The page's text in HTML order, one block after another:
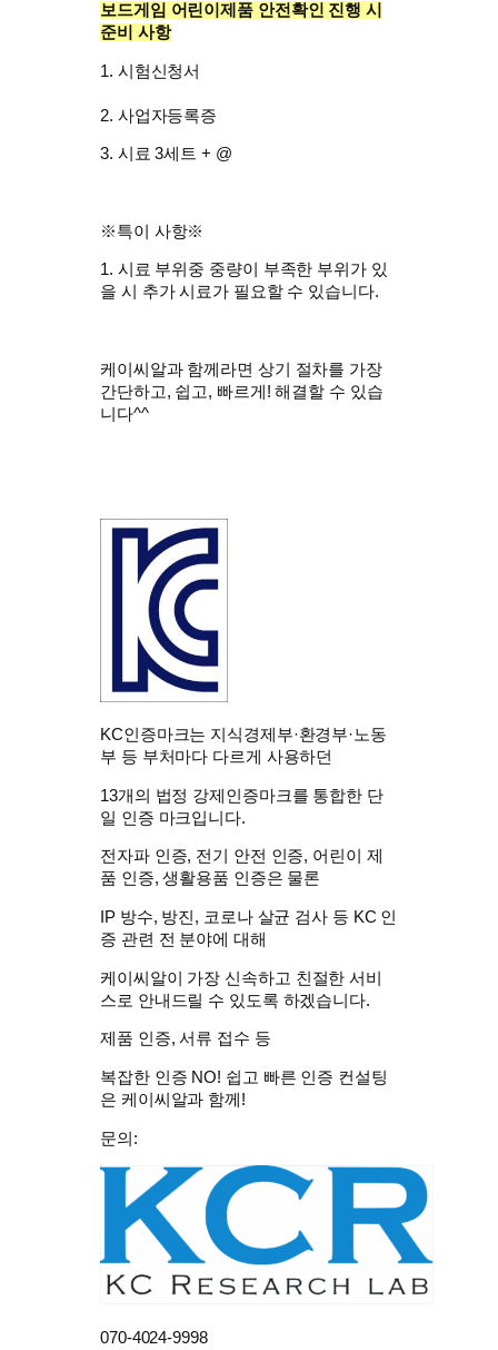
보드게임 어린이제품 안전확인 진행 시
준비 사항
1. 시험신청서
2. 사업자등록증
3. 시료 3세트 + @
※특이 사항※
​1. 시료 부위중 중량이 부족한 부위가 있
을 시 추가 시료가 필요할 수 있습니다.
케이씨알과 함께라면 상기 절차를 가장
간단하고, 쉽고, 빠르게! 해결할 수 있습
니다^^
KC인증마크는 지식경제부·환경부·노동
부 등 부처마다 다르게 사용하던
13개의 법정 강제인증마크를 통합한 단
일 인증 마크입니다.
전자파 인증, 전기 안전 인증, 어린이 제
품 인증, 생활용품 인증은 물론
IP 방수, 방진, 코로나 살균 검사 등 KC 인
증 관련 전 분야에 대해
케이씨알이 가장 신속하고 친절한 서비
스로 안내드릴 수 있도록 하겠습니다.
제품 인증, 서류 접수 등
복잡한 인증 NO! 쉽고 빠른 인증 컨설팅
은 케이씨알과 함께!
문의:
070-4024-9998